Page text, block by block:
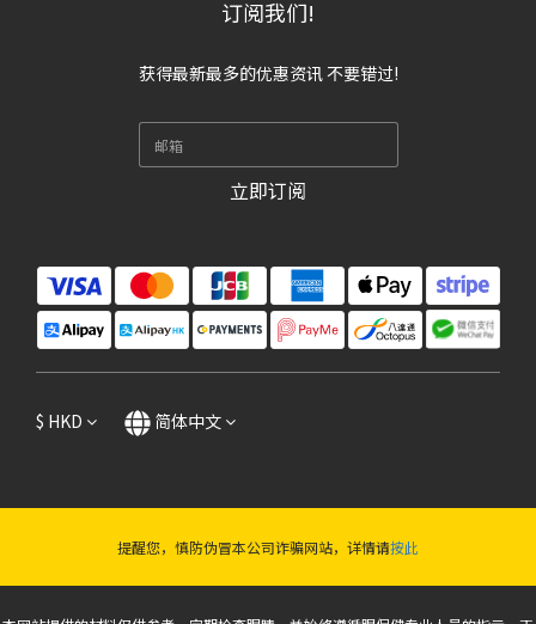
订阅我们!
获得最新最多的优惠资讯 不要错过!
立即订阅
$ HKD 简体中文
提醒您，慎防伪冒本公司诈骗网站，详情请按此